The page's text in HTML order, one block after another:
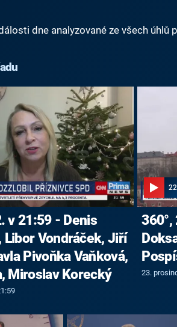
dne analyzované ze všech úhlů
v 21:59 - Denis
Libor Vondráček, Jiří
Pivoňka Vaňková,
Miroslav Korecký
23.